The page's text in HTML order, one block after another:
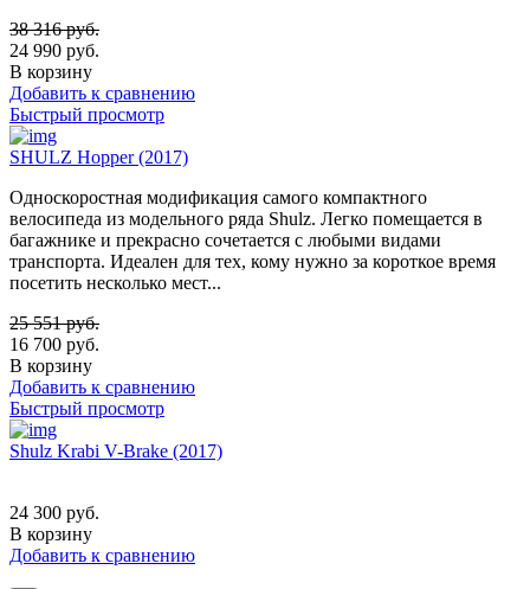
38 316руб.
24 990 руб.
В корзину
Добавить к сравнению
Быстрый просмотр
SHULZ Hopper (2017)
Односкоростная модификация самого компактного
велосипеда из модельного ряда Shulz. Легко помещается в
багажнике и прекрасно сочетается с любыми видами
транспорта. Идеален для тех, кому нужно за короткое время
посетить несколько мест...
25 551руб.
16 700 руб.
В корзину
Добавить к сравнению
Быстрый просмотр
Shulz Krabi V-Brake (2017)
24 300 руб.
В корзину
Добавить к сравнению